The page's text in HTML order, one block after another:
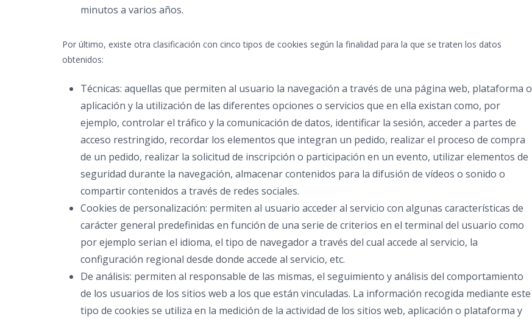
minutos a varios años.
Por último, existe otra clasificación con cinco tipos de cookies según la finalidad para la que se traten los datos
obtenidos:
Técnicas: aquellas que permiten al usuario la navegación a través de una página web, plataforma o
aplicación y la utilización de las diferentes opciones o servicios que en ella existan como, por
ejemplo, controlar el tráfico y la comunicación de datos, identificar la sesión, acceder a partes de
acceso restringido, recordar los elementos que integran un pedido, realizar el proceso de compra
de un pedido, realizar la solicitud de inscripción o participación en un evento, utilizar elementos de
seguridad durante la navegación, almacenar contenidos para la difusión de vídeos o sonido o
compartir contenidos a través de redes sociales.
Cookies de personalización: permiten al usuario acceder al servicio con algunas características de
carácter general predefinidas en función de una serie de criterios en el terminal del usuario como
por ejemplo serian el idioma, el tipo de navegador a través del cual accede al servicio, la
configuración regional desde donde accede al servicio, etc.
De análisis: permiten al responsable de las mismas, el seguimiento y análisis del comportamiento
de los usuarios de los sitios web a los que están vinculadas. La información recogida mediante este
tipo de cookies se utiliza en la medición de la actividad de los sitios web, aplicación o plataforma y